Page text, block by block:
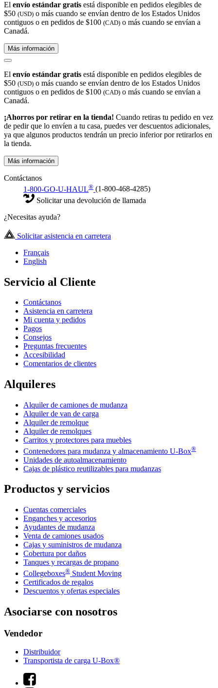
El envío estándar gratis está disponible en pedidos elegibles de
$50 (USD) o más cuando se envían dentro de los Estados Unidos
contiguos o en pedidos de $100 (CAD) o más cuando se envían a
Canadá.
Más información
El envío estándar gratis está disponible en pedidos elegibles de
$50 (USD) o más cuando se envían dentro de los Estados Unidos
contiguos o en pedidos de $100 (CAD) o más cuando se envían a
Canadá.
¡Ahorros por retirar en la tienda! Cuando retiras tu pedido en vez
de pedir que lo envíen a tu casa, puedes ver descuentos adicionales,
ya que algunos productos tendrán un precio inferior por retirarlos en
la tienda.
Más información
Contáctanos
1-800-GO-U-HAUL® (1-800-468-4285)
Solicitar una devolución de llamada
¿Necesitas ayuda?
Solicitar asistencia en carretera
Français
English
Servicio al Cliente
Contáctanos
Asistencia en carretera
Mi cuenta y pedidos
Pagos
Consejos
Preguntas frecuentes
Accesibilidad
Comentarios de clientes
Alquileres
Alquiler de camiones de mudanza
Alquiler de van de carga
Alquiler de remolque
Alquiler de remolques
Carritos y protectores para muebles
Contenedores para mudanza y almacenamiento U-Box®
Unidades de autoalmacenamiento
Cajas de plástico reutilizables para mudanzas
Productos y servicios
Cuentas comerciales
Enganches y accesorios
Ayudantes de mudanza
Venta de camiones usados
Cajas y suministros de mudanza
Cobertura por daños
Tanques y recargas de propano
Collegeboxes® Student Moving
Certificados de regalos
Descuentos y ofertas especiales
Asociarse con nosotros
Vendedor
Distribuidor
Transportista de carga U-Box®